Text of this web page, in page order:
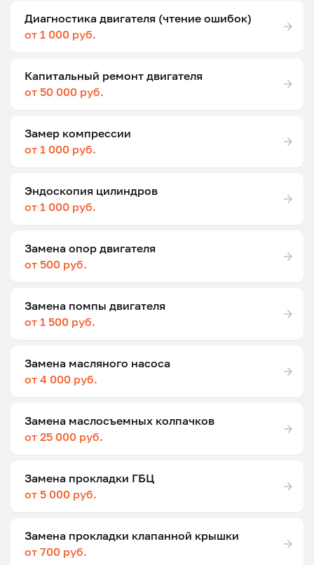
Диагностика двигателя (чтение ошибок)
от 1 000 руб.
Капитальный ремонт двигателя
от 50 000 руб.
Замер компрессии
от 1 000 руб.
Эндоскопия цилиндров
от 1 000 руб.
Замена опор двигателя
от 500 руб.
Замена помпы двигателя
от 1 500 руб.
Замена масляного насоса
от 4 000 руб.
Замена маслосъемных колпачков
от 25 000 руб.
Замена прокладки ГБЦ
от 5 000 руб.
Замена прокладки клапанной крышки
от 700 руб.